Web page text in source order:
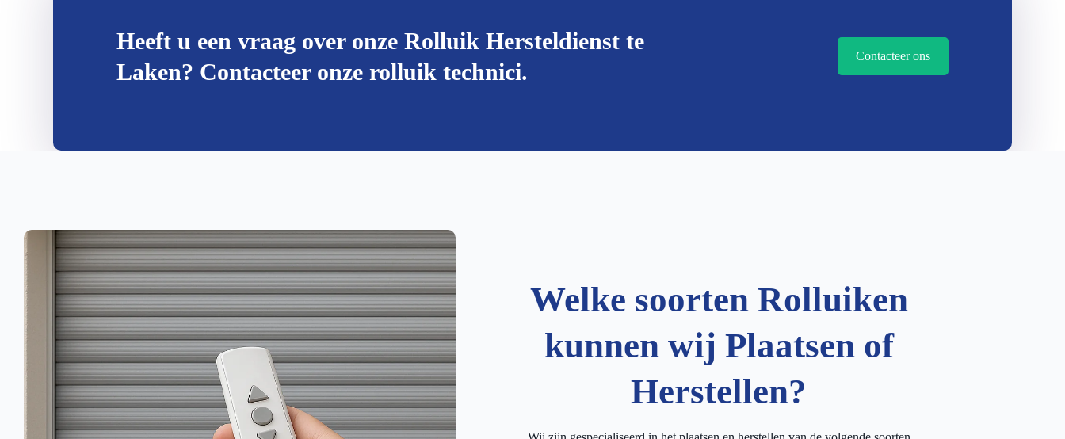
Heeft u een vraag over onze Rolluik Hersteldienst te
Laken? Contacteer onze rolluik technici.
Contacteer ons
Welke soorten Rolluiken
kunnen wij Plaatsen of
Herstellen?